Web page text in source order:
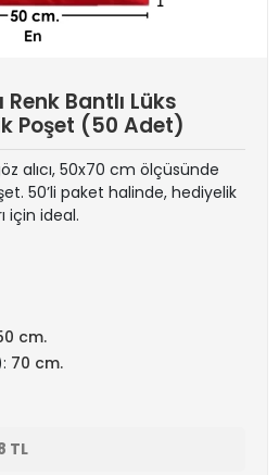
Renk Bantlı Lüks
Poşet (50 Adet)
alıcı, 50x70 cm ölçüsünde
50’li paket halinde, hediyelik
için ideal.
cm.
70 cm.
TL